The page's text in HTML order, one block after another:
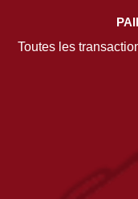
Toutes les